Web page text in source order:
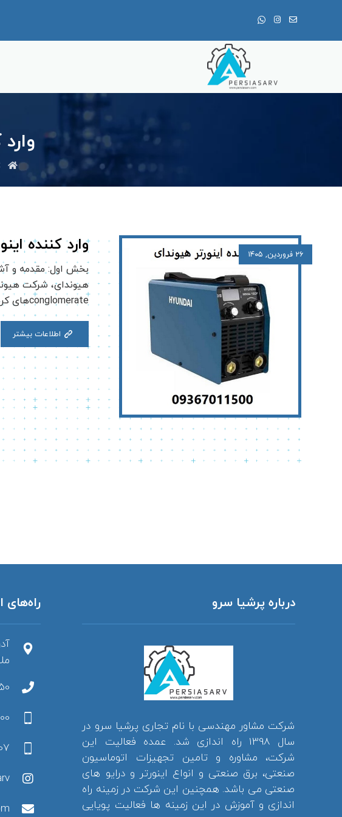
وارد کننده ۲۶ فروردین, ۱۴۰۵
بخش اول: مقدمه و
conglomerate‌های کره ...
اطلاعات بیشتر
درباره پرشیا سرو
شرکت مشاور مهندسی با نام تجاری پرشیا سرو در
سال 1398 راه اندازی شد. عمده فعالیت این
شرکت، مشاوره و تامین تجهیزات اتوماسیون
صنعتی، برق صنعتی و انواع اینورتر و درایو های
صنعتی می باشد. همچنین این شرکت در زمینه راه
اندازی و آموزش در این زمینه ها فعالیت پویایی
راه‌های